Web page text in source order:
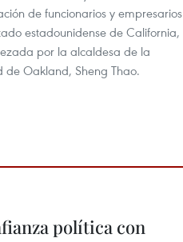
de funcionarios y empresarios
estadounidense de California,
por la alcaldesa de la
de Oakland, Sheng Thao.
política con